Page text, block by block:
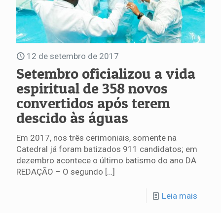
12 de setembro de 2017
Setembro oficializou a vida
espiritual de 358 novos
convertidos após terem
descido às águas
Em 2017, nos três cerimoniais, somente na
Catedral já foram batizados 911 candidatos; em
dezembro acontece o último batismo do ano DA
REDAÇÃO – O segundo […]
Leia mais